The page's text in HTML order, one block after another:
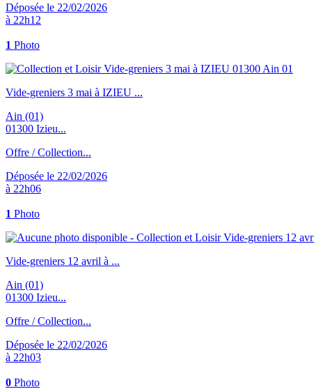
Déposée le 22/02/2026
à 22h12
1 Photo
Vide-greniers 3 mai à IZIEU ...
Ain (01)
01300 Izieu...
Offre / Collection...
Déposée le 22/02/2026
à 22h06
1 Photo
Vide-greniers 12 avril à ...
Ain (01)
01300 Izieu...
Offre / Collection...
Déposée le 22/02/2026
à 22h03
0 Photo